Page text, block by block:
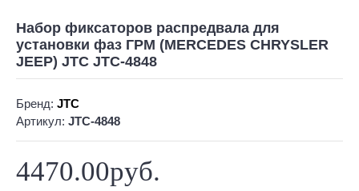
Набор фиксаторов распредвала для
установки фаз ГРМ (MERCEDES CHRYSLER
JEEP) JTC JTC-4848
Бренд: JTC
Артикул: JTC-4848
4470.00руб.